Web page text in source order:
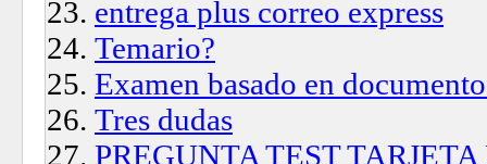
entrega plus correo express
Temario?
Examen basado en
Tres dudas
PREGUNTA TEST